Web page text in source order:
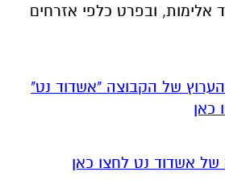
אלימות, ובפרט כלפי אזרחים
של הקבוצה "אשדוד נט"
של אשדוד נט לחצו כאן